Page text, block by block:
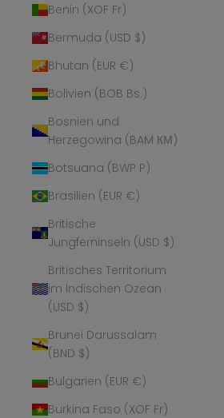
Benin (XOF Fr)
Bermuda (USD $)
Bhutan (EUR €)
Bolivien (BOB Bs.)
Bosnien und
Herzegowina (BAM КМ)
Botsuana (BWP P)
Brasilien (EUR €)
Britische
Jungferninseln (USD $)
Britisches Territorium
im Indischen Ozean
(USD $)
Brunei Darussalam
(BND $)
Bulgarien (EUR €)
Burkina Faso (XOF Fr)